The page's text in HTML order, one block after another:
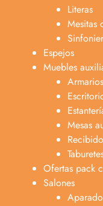
Literas
Mesitas
Espejos
Muebles
Mesas
Ofertas pack
Salones